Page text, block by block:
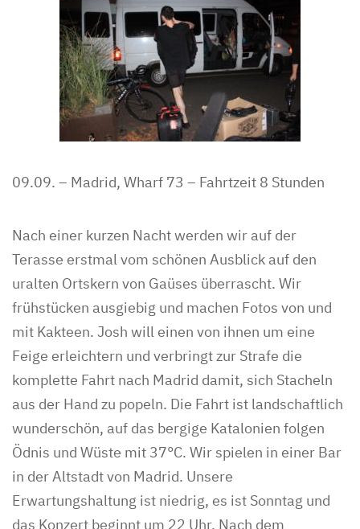
09.09. – Madrid, Wharf 73 – Fahrtzeit 8 Stunden
Nach einer kurzen Nacht werden wir auf der
Terasse erstmal vom schönen Ausblick auf den
uralten Ortskern von Gaüses überrascht. Wir
frühstücken ausgiebig und machen Fotos von und
mit Kakteen. Josh will einen von ihnen um eine
Feige erleichtern und verbringt zur Strafe die
komplette Fahrt nach Madrid damit, sich Stacheln
aus der Hand zu popeln. Die Fahrt ist landschaftlich
wunderschön, auf das bergige Katalonien folgen
Ödnis und Wüste mit 37°C. Wir spielen in einer Bar
in der Altstadt von Madrid. Unsere
Erwartungshaltung ist niedrig, es ist Sonntag und
das Konzert beginnt um 22 Uhr. Nach dem